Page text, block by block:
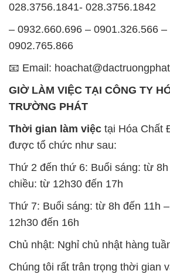
028.3756.1841- 028.3756.1842
– 0932.660.696 – 0901.326.566
0902.765.866
📧 Email:
GIỜ LÀM VIỆC TẠI CÔNG TY
TRƯỜNG PHÁT
Thời gian làm việc tại Hóa Chất
được tổ chức như sau:
Thứ 2 đến thứ 6: Buổi sáng: từ 8h
chiều: từ 12h30 đến 17h
Thứ 7: Buổi sáng: từ 8h đến 11h
12h30 đến 16h
Chủ nhật: Nghỉ chủ nhật hàng
Chúng tôi rất trân trọng thời gian